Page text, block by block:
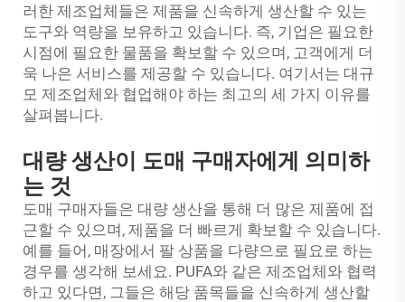
러한 제조업체들은 제품을 신속하게 생산할 수 있는
도구와 역량을 보유하고 있습니다. 즉, 기업은 필요한
시점에 필요한 물품을 확보할 수 있으며, 고객에게 더
욱 나은 서비스를 제공할 수 있습니다. 여기서는 대규
모 제조업체와 협업해야 하는 최고의 세 가지 이유를
살펴봅니다.
대량 생산이 도매 구매자에게 의미하
는 것
도매 구매자들은 대량 생산을 통해 더 많은 제품에 접
근할 수 있으며, 제품을 더 빠르게 확보할 수 있습니다.
예를 들어, 매장에서 팔 상품을 다량으로 필요로 하는
경우를 생각해 보세요. PUFA와 같은 제조업체와 협력
하고 있다면, 그들은 해당 품목들을 신속하게 생산할